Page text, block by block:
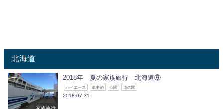
北海道
家族旅行
2018年 夏の家族旅行 北海道⑨
ハイエース 車中泊 公園 道の駅
2018.07.31